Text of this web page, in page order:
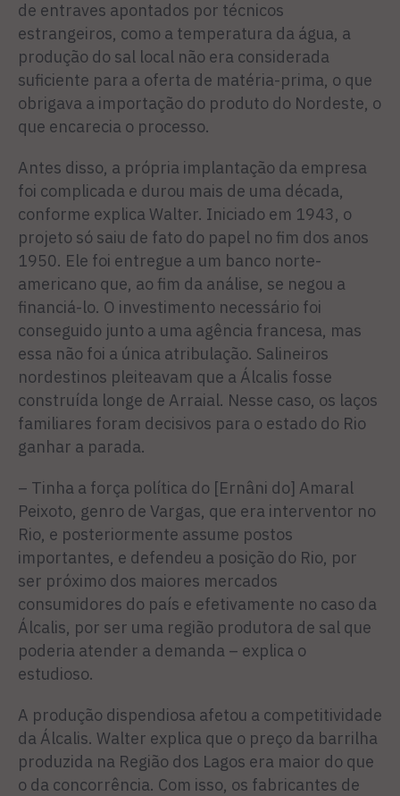
de entraves apontados por técnicos
estrangeiros, como a temperatura da água, a
produção do sal local não era considerada
suficiente para a oferta de matéria-prima, o que
obrigava a importação do produto do Nordeste, o
que encarecia o processo.
Antes disso, a própria implantação da empresa
foi complicada e durou mais de uma década,
conforme explica Walter. Iniciado em 1943, o
projeto só saiu de fato do papel no fim dos anos
1950. Ele foi entregue a um banco norte-
americano que, ao fim da análise, se negou a
financiá-lo. O investimento necessário foi
conseguido junto a uma agência francesa, mas
essa não foi a única atribulação. Salineiros
nordestinos pleiteavam que a Álcalis fosse
construída longe de Arraial. Nesse caso, os laços
familiares foram decisivos para o estado do Rio
ganhar a parada.
– Tinha a força política do [Ernâni do] Amaral
Peixoto, genro de Vargas, que era interventor no
Rio, e posteriormente assume postos
importantes, e defendeu a posição do Rio, por
ser próximo dos maiores mercados
consumidores do país e efetivamente no caso da
Álcalis, por ser uma região produtora de sal que
poderia atender a demanda – explica o
estudioso.
A produção dispendiosa afetou a competitividade
da Álcalis. Walter explica que o preço da barrilha
produzida na Região dos Lagos era maior do que
o da concorrência. Com isso, os fabricantes de